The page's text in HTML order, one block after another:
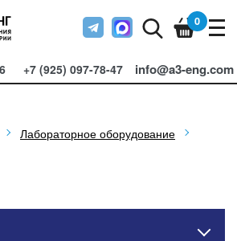
+7 (925) 097-78-47 info@a3-eng.com
0
Лабораторное оборудование